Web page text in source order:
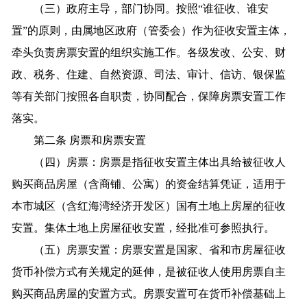
（三）政府主导，部门协同。按照“谁征收、谁安
置”的原则，由属地区政府（管委会）作为征收安置主体，
牵头负责房票安置的组织实施工作。各级发改、公安、财
政、税务、住建、自然资源、司法、审计、信访、银保监
等有关部门按照各自职责，协同配合，保障房票安置工作
落实。
第二条 房票和房票安置
（四）房票：房票是指征收安置主体出具给被征收人
购买商品房屋（含商铺、公寓）的资金结算凭证，适用于
本市城区（含红海湾经济开发区）国有土地上房屋的征收
安置。集体土地上房屋征收安置，经批准可参照执行。
（五）房票安置：房票安置是国家、省和市房屋征收
货币补偿方式有关规定的延伸，是被征收人使用房票自主
购买商品房屋的安置方式。房票安置可在货币补偿基础上